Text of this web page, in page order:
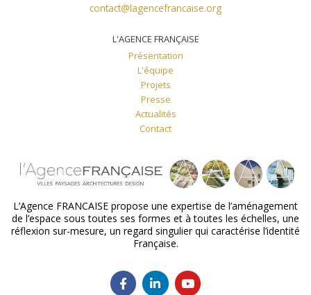
contact@lagencefrancaise.org
L'AGENCE FRANÇAISE
Présentation
L'équipe
Projets
Presse
Actualités
Contact
L’Agence FRANCAISE propose une expertise de l’aménagement
de l’espace sous toutes ses formes et à toutes les échelles, une
réflexion sur-mesure, un regard singulier qui caractérise l’identité
Française.